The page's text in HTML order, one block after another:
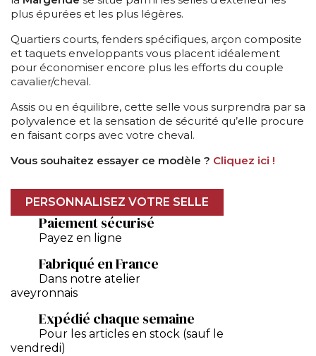
plus épurées et les plus légères.
Quartiers courts, fenders spécifiques, arçon composite
et taquets enveloppants vous placent idéalement
pour économiser encore plus les efforts du couple
cavalier/cheval.
Assis ou en équilibre, cette selle vous surprendra par sa
polyvalence et la sensation de sécurité qu’elle procure
en faisant corps avec votre cheval.
Vous souhaitez essayer ce modèle ? Cliquez ici !
PERSONNALISEZ VOTRE SELLE
Paiement sécurisé
Payez en ligne
Fabriqué en France
Dans notre atelier
aveyronnais
Expédié chaque semaine
Pour les articles en stock (sauf le
vendredi)